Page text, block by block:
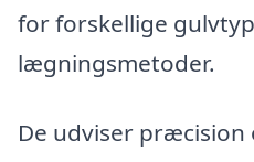
for forskellige
lægningsmetoder.
De udviser præcision